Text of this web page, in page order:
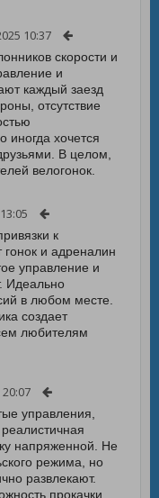
10:37
скорости и
и
каждый заезд
отсутствие
иногда хочется
В целом,
велогонок.
к
гонок и адреналин
управление и
Идеально
в любом месте.
создает
любителям
управления,
напряженной. Не
режима, но
развлекают.
прокачки